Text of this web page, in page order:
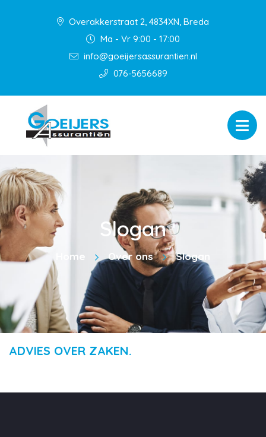
Overakkerstraat 2, 4834XN, Breda
Ma - Vr 9:00 - 17:00
info@goeijersassurantien.nl
076-5656689
Slogan
Home Over ons Slogan
ADVIES OVER ZAKEN.